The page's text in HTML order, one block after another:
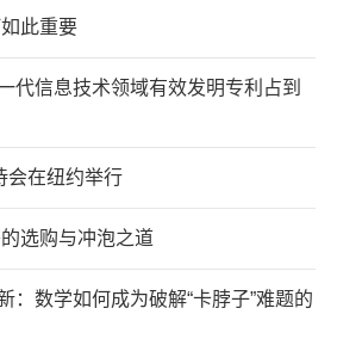
此重要
代信息技术领域有效发明专利占到
会在纽约举行
选购与冲泡之道
：数学如何成为破解“卡脖子”难题的